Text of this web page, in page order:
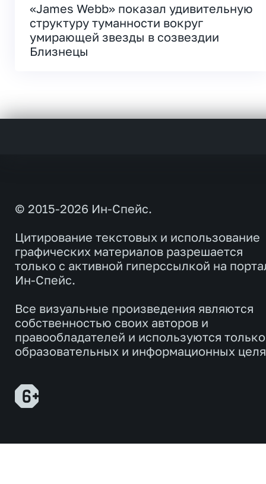
«James Webb» показал удивительную
структуру туманности вокруг
умирающей звезды в созвездии
Близнецы
© 2015-2026 Ин-Спейс.
Цитирование текстовых и использование
графических материалов разрешается
только с активной гиперссылкой на
Ин-Спейс.
Все визуальные произведения являются
собственностью своих авторов и
правообладателей и используются
образовательных и информационных